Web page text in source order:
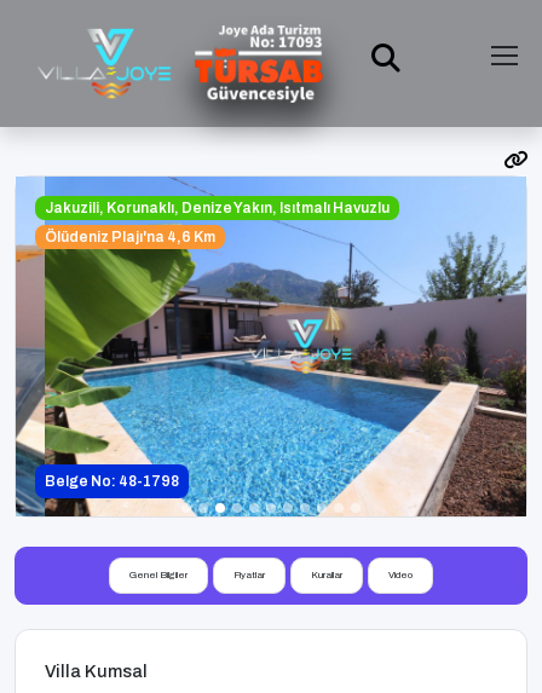
Jakuzili, Korunaklı, Denize Yakın, Isıtmalı Havuzlu
Ölüdeniz Plajı'na 4,6 Km
Belge No: 48-1798
Genel Bilgiler Fiyatlar Kurallar Video
Villa Kumsal